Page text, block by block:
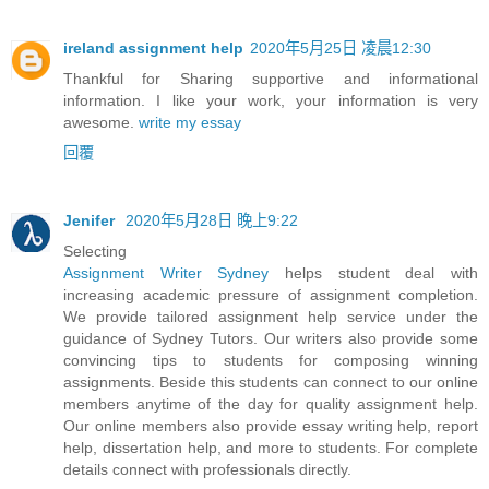
ireland assignment help 2020年5月25日 凌晨12:30
Thankful for Sharing supportive and informational
information. I like your work, your information is very
awesome. write my essay
回覆
Jenifer
2020年5月28日 晚上9:22
Selecting
Assignment Writer Sydney helps student deal with
increasing academic pressure of assignment completion.
We provide tailored assignment help service under the
guidance of Sydney Tutors. Our writers also provide some
convincing tips to students for composing winning
assignments. Beside this students can connect to our online
members anytime of the day for quality assignment help.
Our online members also provide essay writing help, report
help, dissertation help, and more to students. For complete
details connect with professionals directly.